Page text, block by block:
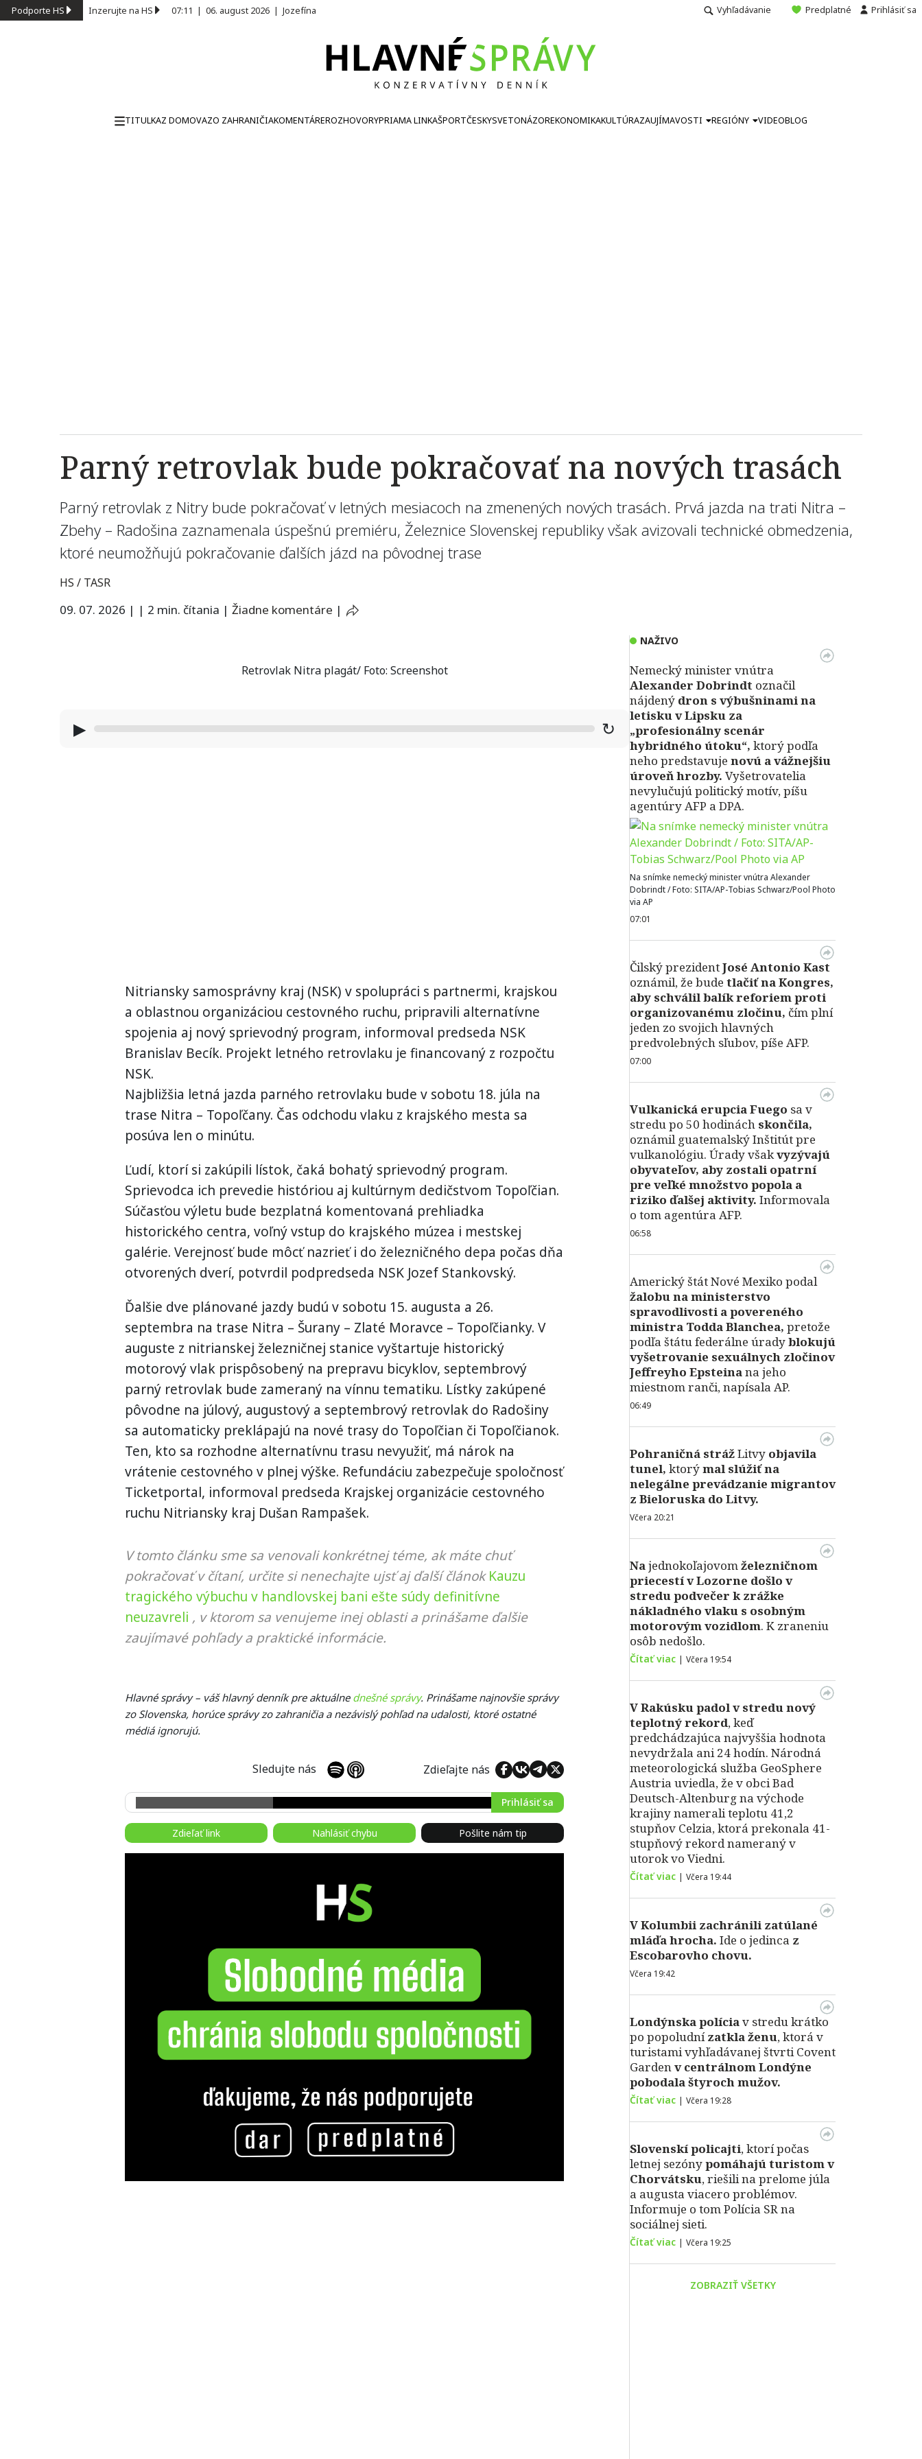
Podporte HS Inzerujte na HS 07:11 | 06. august 2026 | Jozefína Vyhľadávanie Predplatné Prihlásiť sa
TITULKAZ DOMOVAZO ZAHRANIČIAKOMENTÁREROZHOVORYPRIAMA LINKAŠPORTČESKYSVETONÁZOREKONOMIKAKULTÚRAZAUJÍMAVOSTI REGIÓNY VIDEOBLOG
Parný retrovlak bude pokračovať na nových trasách
Parný retrovlak z Nitry bude pokračovať v letných mesiacoch na zmenených nových trasách. Prvá jazda na trati Nitra –
Zbehy – Radošina zaznamenala úspešnú premiéru, Železnice Slovenskej republiky však avizovali technické obmedzenia,
ktoré neumožňujú pokračovanie ďalších jázd na pôvodnej trase
HS / TASR
09. 07. 2026 | | 2 min. čítania | Žiadne komentáre |
Retrovlak Nitra plagát/ Foto: Screenshot
▶ ↻
Nitriansky samosprávny kraj (NSK) v spolupráci s partnermi, krajskou
a oblastnou organizáciou cestovného ruchu, pripravili alternatívne
spojenia aj nový sprievodný program, informoval predseda NSK
Branislav Becík. Projekt letného retrovlaku je financovaný z rozpočtu
NSK.
Najbližšia letná jazda parného retrovlaku bude v sobotu 18. júla na
trase Nitra – Topoľčany. Čas odchodu vlaku z krajského mesta sa
posúva len o minútu.
Ľudí, ktorí si zakúpili lístok, čaká bohatý sprievodný program.
Sprievodca ich prevedie históriou aj kultúrnym dedičstvom Topoľčian.
Súčasťou výletu bude bezplatná komentovaná prehliadka
historického centra, voľný vstup do krajského múzea i mestskej
galérie. Verejnosť bude môcť nazrieť i do železničného depa počas dňa
otvorených dverí, potvrdil podpredseda NSK Jozef Stankovský.
Ďalšie dve plánované jazdy budú v sobotu 15. augusta a 26.
septembra na trase Nitra – Šurany – Zlaté Moravce – Topoľčianky. V
auguste z nitrianskej železničnej stanice vyštartuje historický
motorový vlak prispôsobený na prepravu bicyklov, septembrový
parný retrovlak bude zameraný na vínnu tematiku. Lístky zakúpené
pôvodne na júlový, augustový a septembrový retrovlak do Radošiny
sa automaticky preklápajú na nové trasy do Topoľčian či Topoľčianok.
Ten, kto sa rozhodne alternatívnu trasu nevyužiť, má nárok na
vrátenie cestovného v plnej výške. Refundáciu zabezpečuje spoločnosť
Ticketportal, informoval predseda Krajskej organizácie cestovného
ruchu Nitriansky kraj Dušan Rampašek.
V tomto článku sme sa venovali konkrétnej téme, ak máte chuť
pokračovať v čítaní, určite si nenechajte ujsť aj ďalší článok Kauzu
tragického výbuchu v handlovskej bani ešte súdy definitívne
neuzavreli , v ktorom sa venujeme inej oblasti a prinášame ďalšie
zaujímavé pohľady a praktické informácie.
Hlavné správy – váš hlavný denník pre aktuálne dnešné správy. Prinášame najnovšie správy
zo Slovenska, horúce správy zo zahraničia a nezávislý pohľad na udalosti, ktoré ostatné
médiá ignorujú.
Sledujte nás Zdieľajte nás
Prihlásiť sa
Zdieľať link Nahlásiť chybu Pošlite nám tip
NAŽIVO
Nemecký minister vnútra
Alexander Dobrindt označil
nájdený dron s výbušninami na
letisku v Lipsku za
„profesionálny scenár
hybridného útoku“, ktorý podľa
neho predstavuje novú a vážnejšiu
úroveň hrozby. Vyšetrovatelia
nevylučujú politický motív, píšu
agentúry AFP a DPA.
Na snímke nemecký minister vnútra Alexander
Dobrindt / Foto: SITA/AP-Tobias Schwarz/Pool Photo
via AP
07:01
Čilský prezidentJosé Antonio Kast
oznámil, že bude tlačiť na Kongres,
aby schválil balík reforiem proti
organizovanému zločinu, čím plní
jeden zo svojich hlavných
predvolebných sľubov, píše AFP.
07:00
Vulkanická erupcia Fuego sa v
stredu po 50 hodinách skončila,
oznámil guatemalský Inštitút pre
vulkanológiu. Úrady všakvyzývajú
obyvateľov, aby zostali opatrní
pre veľké množstvo popola a
riziko ďalšej aktivity. Informovala
o tom agentúra AFP.
06:58
Americký štát Nové Mexiko podal
žalobu na ministerstvo
spravodlivosti a povereného
ministra Todda Blanchea, pretože
podľa štátu federálne úradyblokujú
vyšetrovanie sexuálnych zločinov
Jeffreyho Epsteinana jeho
miestnom ranči, napísala AP.
06:49
Pohraničná strážLitvy objavila
tunel, ktorýmal slúžiť na
nelegálne prevádzanie migrantov
z Bieloruska do Litvy.
Včera 20:21
Najednokoľajovomželezničnom
priecestí v Lozorne došlo v
stredu podvečer k zrážke
nákladného vlaku s osobným
motorovým vozidlom. K zraneniu
osôb nedošlo.
Čítať viac | Včera 19:54
V Rakúsku padol v stredu nový
teplotný rekord, keď
predchádzajúca najvyššia hodnota
nevydržala ani 24 hodín. Národná
meteorologická služba GeoSphere
Austria uviedla, že v obci Bad
Deutsch-Altenburg na východe
krajiny namerali teplotu 41,2
stupňov Celzia, ktorá prekonala 41-
stupňový rekord nameraný v
utorok vo Viedni.
Čítať viac | Včera 19:44
V Kolumbii zachránili zatúlané
mláďa hrocha. Ide o jedinca z
Escobarovho chovu.
Včera 19:42
Londýnska políciav stredu krátko
po popoludnízatkla ženu, ktorá v
turistami vyhľadávanej štvrti Covent
Gardenv centrálnom Londýne
pobodala štyroch mužov.
Čítať viac | Včera 19:28
Slovenskí policajti, ktorí počas
letnej sezónypomáhajú turistom v
Chorvátsku, riešili na prelome júla
a augusta viacero problémov.
Informuje o tom Polícia SR na
sociálnej sieti.
Čítať viac | Včera 19:25
ZOBRAZIŤ VŠETKY